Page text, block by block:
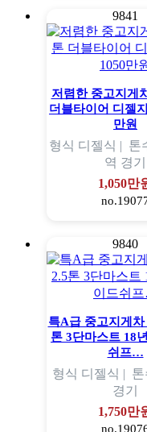
9841
저렴한 중고지게
더블타이어 디젤
만원
형식 디젤식 | 톤
역 경기
1,050만
9840
특A급 중고지게차
톤 3단마스트 18
쉬프…
형식 디젤식 | 톤
경기
1,750만